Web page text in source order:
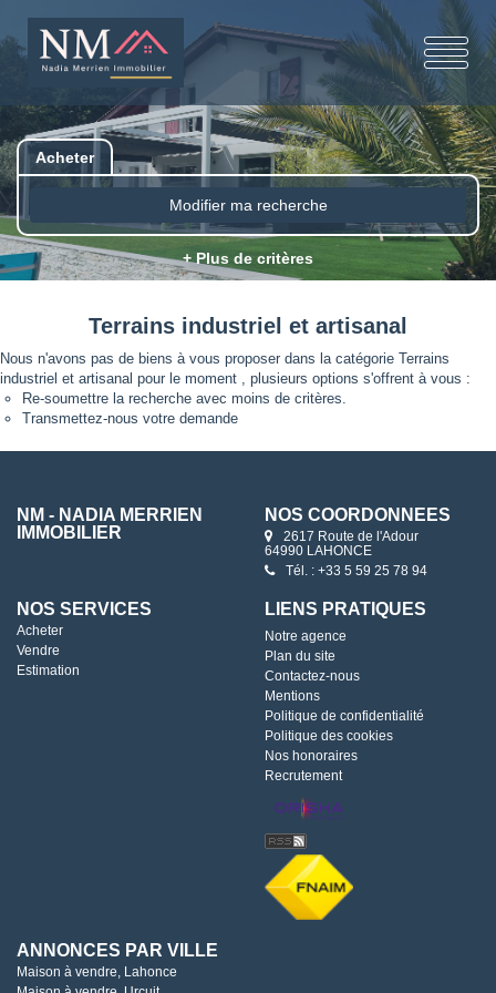
Acheter
Modifier ma recherche
+ Plus de critères
Terrains industriel et artisanal
Nous n'avons pas de biens à vous proposer dans la catégorie Terrains
industriel et artisanal pour le moment , plusieurs options s'offrent à vous :
Re-soumettre la recherche avec moins de critères.
Transmettez-nous votre demande
NM - NADIA MERRIEN
IMMOBILIER
NOS COORDONNÉES
2617 Route de l'Adour
64990 LAHONCE
Tél. : +33 5 59 25 78 94
NOS SERVICES
Acheter
Vendre
Estimation
LIENS PRATIQUES
Notre agence
Plan du site
Contactez-nous
Mentions
Politique de confidentialité
Politique des cookies
Nos honoraires
Recrutement
ANNONCES PAR VILLE
Maison à vendre, Lahonce